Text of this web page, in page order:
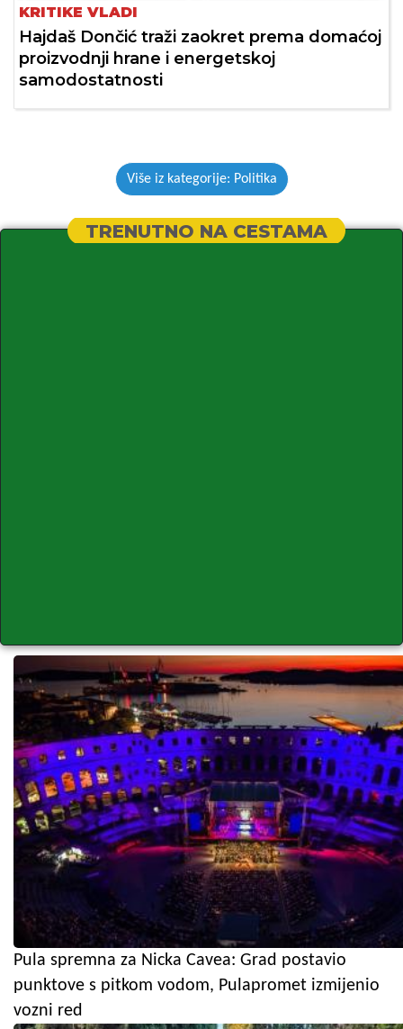
KRITIKE VLADI
Hajdaš Dončić traži zaokret prema domaćoj
proizvodnji hrane i energetskoj
samodostatnosti
Više iz kategorije: Politika
TRENUTNO NA CESTAMA
Pula spremna za Nicka Cavea: Grad postavio
punktove s pitkom vodom, Pulapromet izmijenio
vozni red